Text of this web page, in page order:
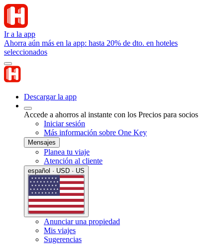
Ir a la app
Ahorra aún más en la app: hasta 20% de dto. en hoteles
seleccionados
Descargar la app
Accede a ahorros al instante con los Precios para socios
Iniciar sesión
Más información sobre One Key
Mensajes
Planea tu viaje
Atención al cliente
español · USD · US
Anunciar una propiedad
Mis viajes
Sugerencias